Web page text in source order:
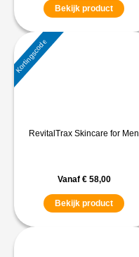
Bekijk product
RevitalTrax Skincare for Men
Vanaf €58,00
Bekijk product
Kortingscode